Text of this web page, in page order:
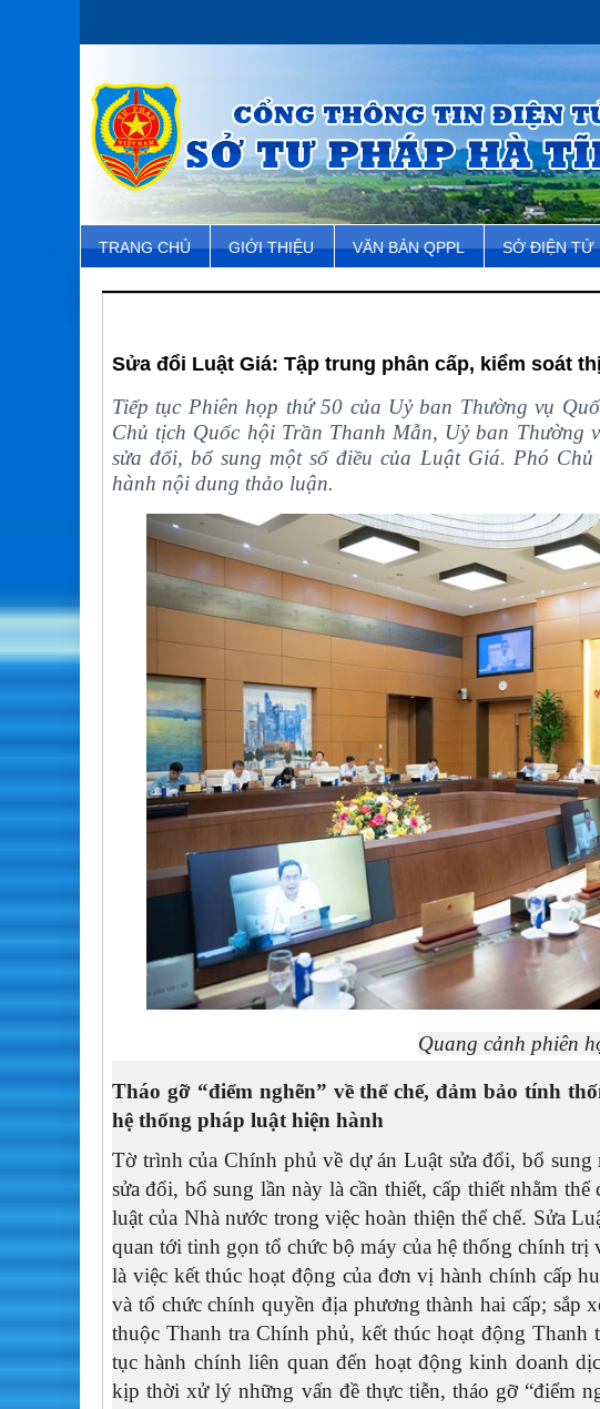
TRANG CHỦ GIỚI THIỆU VĂN BẢN QPPL SỞ ĐIỆN TỬ
Sửa đổi Luật Giá: Tập trung phân cấp, kiểm soát
Tiếp tục Phiên họp thứ 50 của Uỷ ban Thường vụ
Chủ tịch Quốc hội Trần Thanh Mẫn, Uỷ ban Thường
sửa đổi, bổ sung một số điều của Luật Giá. Phó
hành nội dung thảo luận.
Quang cảnh phiên
Tháo gỡ “điểm nghẽn” về thể chế, đảm bảo tính
hệ thống pháp luật hiện hành
Tờ trình của Chính phủ về dự án Luật sửa đổi, bổ
sửa đổi, bổ sung lần này là cần thiết, cấp thiết nhằm
luật của Nhà nước trong việc hoàn thiện thể chế. Sửa
quan tới tinh gọn tổ chức bộ máy của hệ thống chính trị
là việc kết thúc hoạt động của đơn vị hành chính cấp
và tổ chức chính quyền địa phương thành hai cấp; sắp
thuộc Thanh tra Chính phủ, kết thúc hoạt động Thanh
tục hành chính liên quan đến hoạt động kinh doanh
kịp thời xử lý những vấn đề thực tiễn, tháo gỡ “điểm